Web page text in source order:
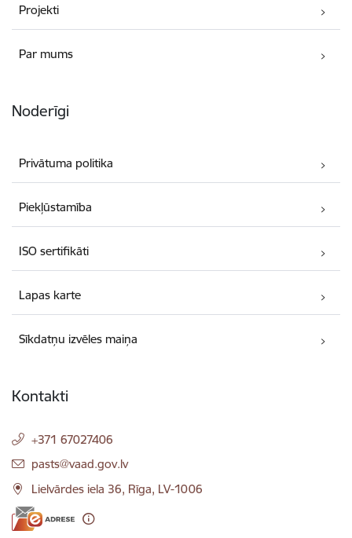
Projekti
Par mums
Noderīgi
Privātuma politika
Piekļūstamība
ISO sertifikāti
Lapas karte
Sīkdatņu izvēles maiņa
Kontakti
+371 67027406
E-pasts:
pasts@vaad.gov.lv
Lielvārdes iela 36, Rīga, LV-1006